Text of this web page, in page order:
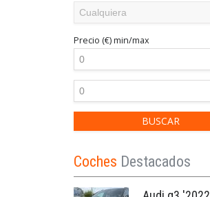
Precio (€)min/max
Coches Destacados